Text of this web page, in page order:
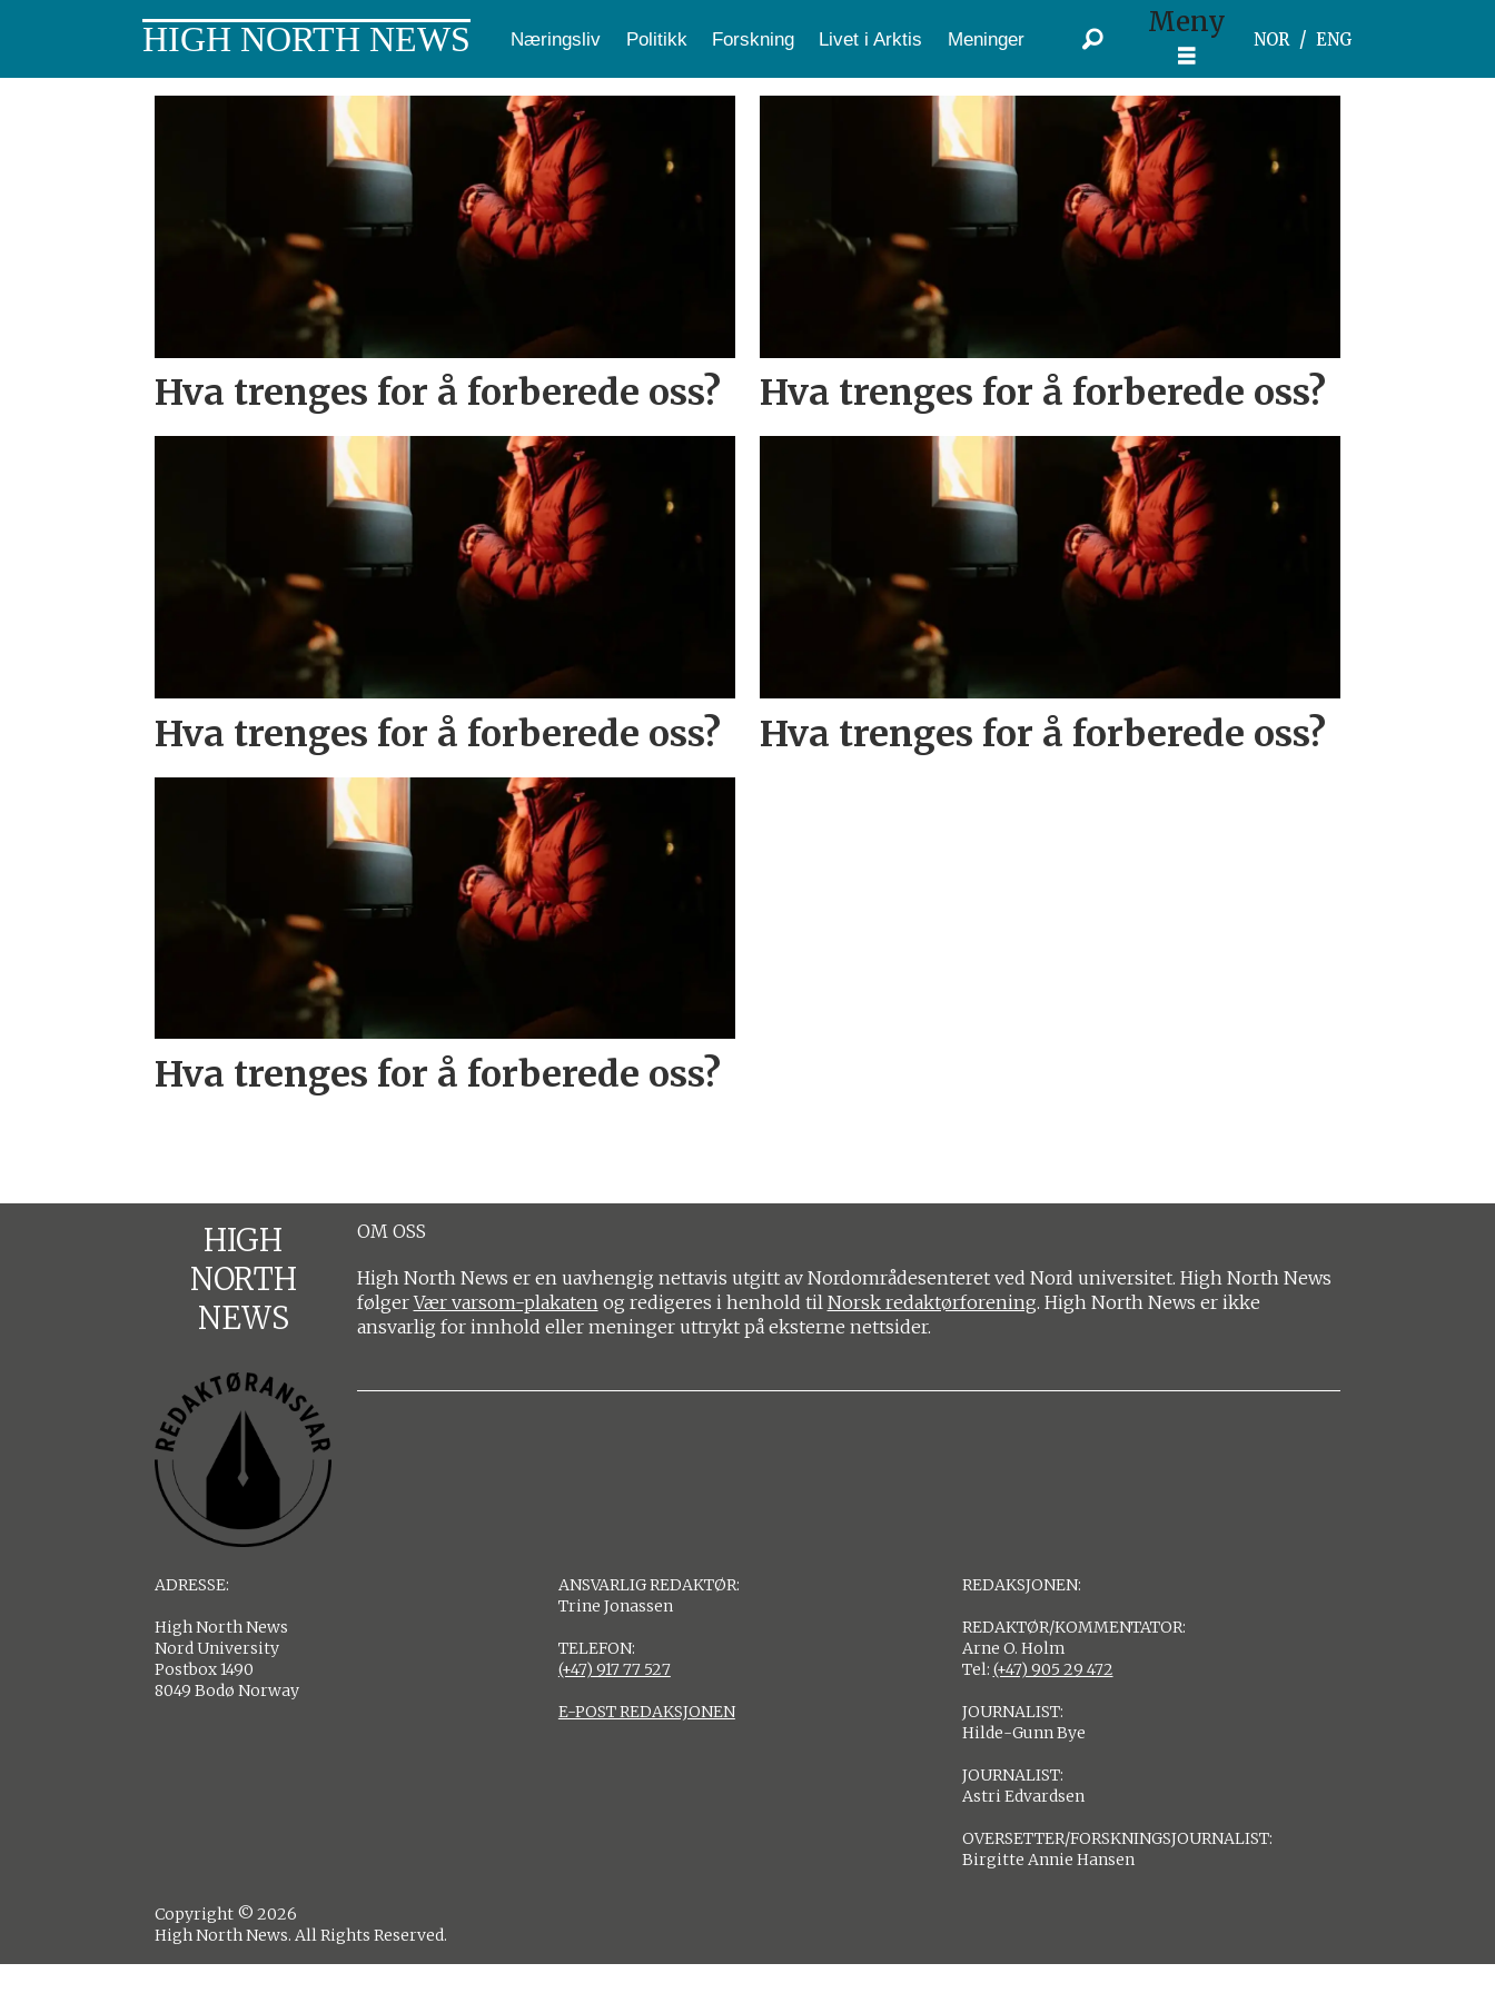
HIGH NORTH NEWS Næringsliv Politikk Forskning Livet i Arktis Meninger Meny
NOR ENG
Hva trenges for å forberede oss? Hva trenges for å forberede oss?
Hva trenges for å forberede oss? Hva trenges for å forberede oss?
Hva trenges for å forberede oss?
HIGH
NORTH
NEWS
OM OSS
High North News er en uavhengig nettavis utgitt av Nordområdesenteret ved Nord universitet. High North News
følgerVær varsom-plakaten og redigeres i henhold til Norsk redaktørforening. High North News er ikke
ansvarlig for innhold eller meninger uttrykt på eksterne nettsider.
ADRESSE:
High North News
Nord University
Postbox 1490
8049 Bodø Norway
ANSVARLIG REDAKTØR:
Trine Jonassen
TELEFON:
(+47) 917 77 527
E-POST REDAKSJONEN
REDAKSJONEN:
REDAKTØR/KOMMENTATOR:
Arne O. Holm
Tel: (+47) 905 29 472
JOURNALIST:
Hilde-Gunn Bye
JOURNALIST:
Astri Edvardsen
OVERSETTER/FORSKNINGSJOURNALIST:
Birgitte Annie Hansen
Copyright © 2026
High North News. All Rights Reserved.